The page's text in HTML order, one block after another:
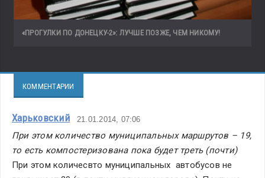
«ПРОГУЛКИ ПО ДОНЕЦКУ-2»: ЛУЧШЕ ПОЗЖЕ, ЧЕМ НИКОМУ!
КОММЕНТАРИИ
Харьковский 21.01.2014, 07:06
При этом количество муниципальных маршрутов – 19,
то есть компостеризована пока будет треть (почти)
При этом количесвто муниципальных  автобусов не